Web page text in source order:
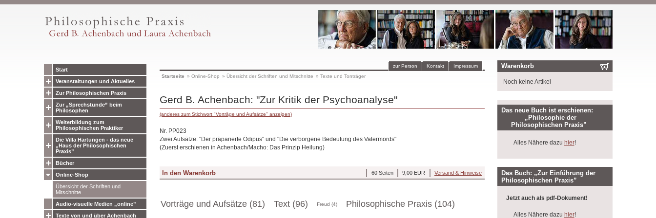
Start
Veranstaltungen und Aktuelles
Zur Philosophischen Praxis
Zur „Sprechstunde” beim
Philosophen
Weiterbildung zum
Philosophischen Praktiker
Die Villa Hartungen - das neue
„Haus der Philosophischen
Praxis”
Bücher
Online-Shop
Übersicht der Schriften und
Mitschnitte
Audio-visuelle Medien „online”
Texte von und über Achenbach
Impressum
Kontakt
zur Person
Startseite » Online-Shop » Übersicht der Schriften und Mitschnitte » Texte und Tonträger
Gerd B. Achenbach: "Zur Kritik der Psychoanalyse"
(anderes zum Stichwort "Vorträge und Aufsätze" anzeigen)
Nr. PP023
Zwei Aufsätze: "Der präparierte Ödipus" und "Die verborgene Bedeutung des Vatermords"
(Zuerst erschienen in Achenbach/Macho: Das Prinzip Heilung)
Versand & Hinweise
9,00 EUR
60 Seiten
Vorträge und Aufsätze (81) Text (96) Freud (4) Philosophische Praxis (104)
Warenkorb
Noch keine Artikel
Das neue Buch ist erschienen:
„Philosophie der
Philosophischen Praxis”
Alles Nähere dazu hier!
Das Buch: „Zur Einführung der
Philosophischen Praxis”
Jetzt auch als pdf-Dokument!
Alles Nähere dazu hier!